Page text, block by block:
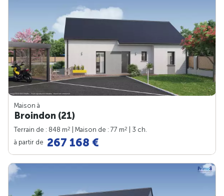
Maison à
Broindon (21)
Terrain de : 848 m2 | Maison de : 77 m2
| 3 ch.
à partir de 267 168 €